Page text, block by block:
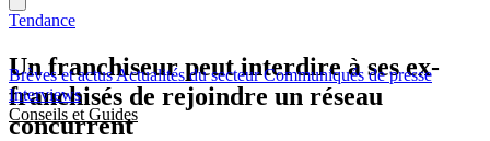
Brèves et actusActualités du secteurCommuniqués de presse
Interviews
Conseils et Guides
Tendance
Un franchiseur peut interdire à ses ex-
franchisés de rejoindre un réseau
concurrent